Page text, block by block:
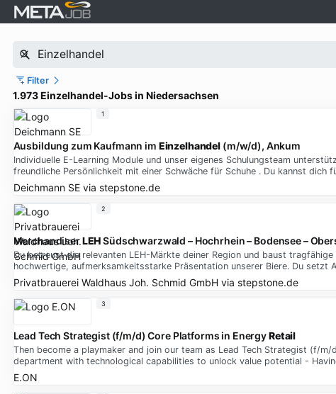
Filter
1.973 Einzelhandel-Jobs in Niedersachsen
Ausbildung zum Kaufmann im Einzelhandel (m/w/d), Ankum
Individuelle E-Learning Module und unser eigenes Schulungsteam
freundliche Persönlichkeit mit einer Schwäche für Schuhe . Du kannst
Deichmann SEvia stepstone.de
1
MerchandiserLEHSüdschwarzwald – Hochrhein – Bodensee –
Du betreust die relevanten LEH-Märkte deiner Region und baust
hochwertige, aufmerksamkeitsstarke Präsentation unserer Biere. Du
Privatbrauerei Waldhaus Joh. Schmid GmbHvia stepstone.de
2
Lead Tech Strategist (f/m/d) Core Platforms in EnergyRetail
Then become a playmaker and join our team as Lead Tech Strategist (f/
department with technological capabilities to unlock value potential -
E.ON
3